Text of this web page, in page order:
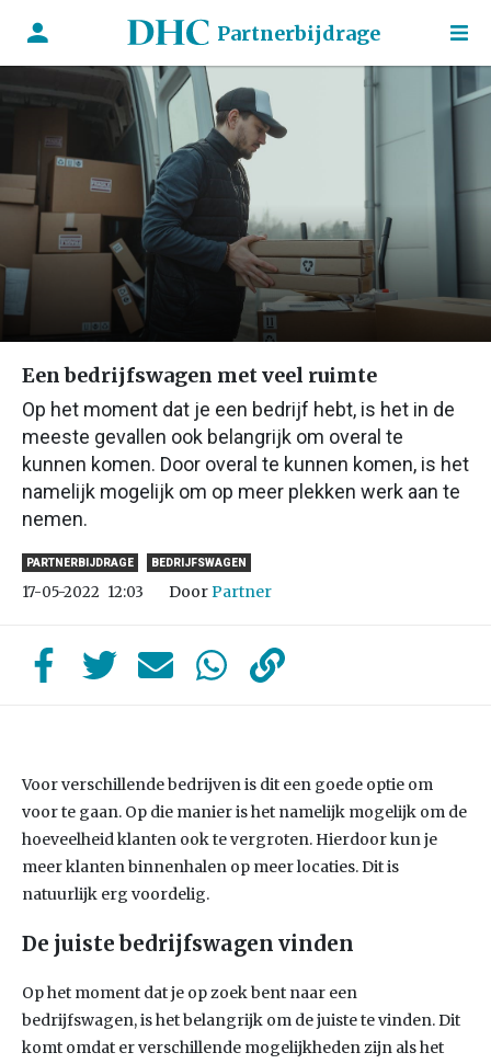
Partnerbijdrage
Een bedrijfswagen met veel ruimte
Op het moment dat je een bedrijf hebt, is het in de
meeste gevallen ook belangrijk om overal te
kunnen komen. Door overal te kunnen komen, is het
namelijk mogelijk om op meer plekken werk aan te
nemen.
PARTNERBIJDRAGE BEDRIJFSWAGEN
17-05-2022 12:03 DoorPartner
Voor verschillende bedrijven is dit een goede optie om
voor te gaan. Op die manier is het namelijk mogelijk om de
hoeveelheid klanten ook te vergroten. Hierdoor kun je
meer klanten binnenhalen op meer locaties. Dit is
natuurlijk erg voordelig.
De juiste bedrijfswagen vinden
Op het moment dat je op zoek bent naar een
bedrijfswagen, is het belangrijk om de juiste te vinden. Dit
komt omdat er verschillende mogelijkheden zijn als het